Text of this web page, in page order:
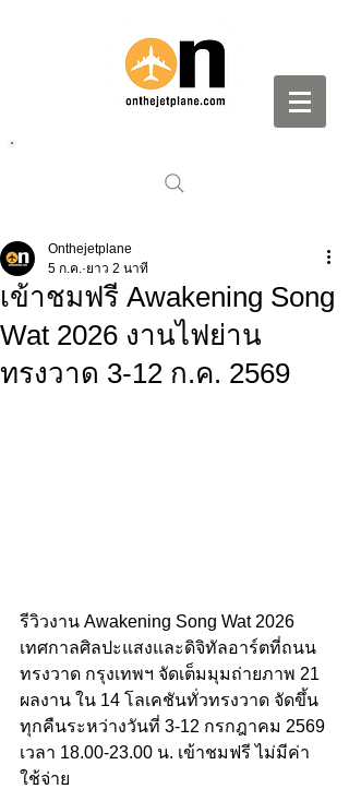
เข้าชมฟรี Awakening Song
Wat 2026 งานไฟย่าน
ทรงวาด 3-12 ก.ค. 2569
Onthejetplane
5 ก.ค. ยาว 2 นาที
รีวิวงาน Awakening Song Wat 2026
เทศกาลศิลปะแสงและดิจิทัลอาร์ตที่ถนน
ทรงวาด กรุงเทพฯ จัดเต็มมุมถ่ายภาพ 21
ผลงาน ใน 14 โลเคชันทั่วทรงวาด จัดขึ้น
ทุกคืนระหว่างวันที่ 3-12 กรกฎาคม 2569
เวลา 18.00-23.00 น. เข้าชมฟรี ไม่มีค่า
ใช้จ่าย